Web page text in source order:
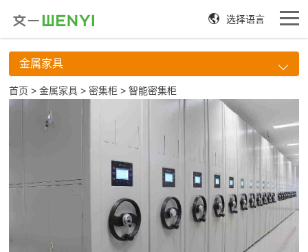
选择语言
金属家具
首页 >金属家具 > 密集柜 > 智能密集柜